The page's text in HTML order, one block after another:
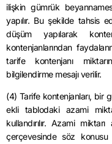
ilişkin gümrük
yapılır. Bu şekilde tahsis
düşüm yapılarak
kontenjanlarından
tarife kontenjanı
bilgilendirme mesajı verilir.
(4) Tarife kontenjanları, bir
ekli tablodaki azami
kullandırılır. Azami
çerçevesinde söz